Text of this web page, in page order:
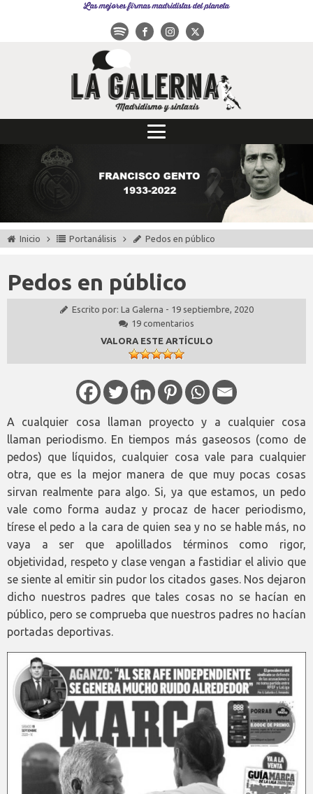
Las mejores firmas madridistas del planeta
Inicio Portanálisis Pedos en público
Pedos en público
Escrito por: La Galerna - 19 septiembre, 2020
19 comentarios
VALORA ESTE ARTÍCULO
A cualquier cosa llaman proyecto y a cualquier cosa
llaman periodismo. En tiempos más gaseosos (como de
pedos) que líquidos, cualquier cosa vale para cualquier
otra, que es la mejor manera de que muy pocas cosas
sirvan realmente para algo. Si, ya que estamos, un pedo
vale como forma audaz y procaz de hacer periodismo,
tírese el pedo a la cara de quien sea y no se hable más, no
vaya a ser que apolillados términos como rigor,
objetividad, respeto y clase vengan a fastidiar el alivio que
se siente al emitir sin pudor los citados gases. Nos dejaron
dicho nuestros padres que tales cosas no se hacían en
público, pero se comprueba que nuestros padres no hacían
portadas deportivas.